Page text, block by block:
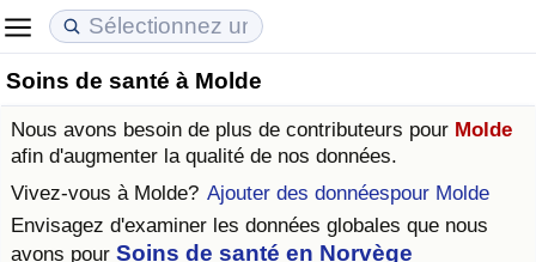
Soins de santé à Molde
Nous avons besoin de plus de contributeurs pour Molde
afin d'augmenter la qualité de nos données.
Vivez-vous à Molde? Ajouter des donnéespour Molde
Envisagez d'examiner les données globales que nous
avons pour Soins de santé en Norvège
Coût de la vie
Indice du Coût de la Vie (Actuel)
Indice du Coût de la Vie
Prix de l'immobilier
Indice des Prix de l'immobilier (Actuel)
Indice des Prix de l'immobilier
Qualité de Vie
Indice de Qualité de Vie
Indice de Qualité de Vie (Actuel)